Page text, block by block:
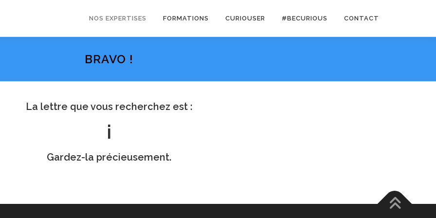
NOS EXPERTISES FORMATIONS CURIOUSER #BECURIOUS CONTACT
BRAVO !
La lettre que vous recherchez est :
i
Gardez-la précieusement.